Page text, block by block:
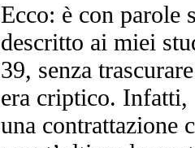
Ecco: è con parole
descritto ai miei
39, senza
era criptico. Infatti,
una contrattazione